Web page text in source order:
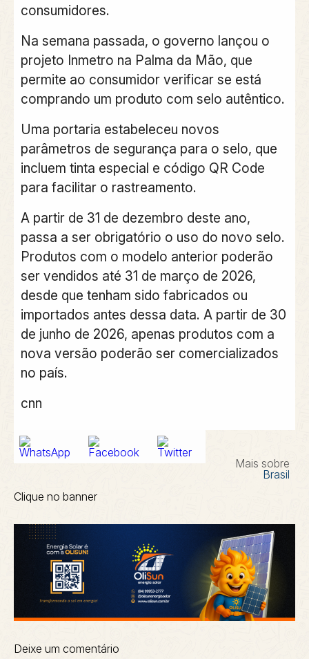
consumidores.
Na semana passada, o governo lançou o
projeto Inmetro na Palma da Mão, que
permite ao consumidor verificar se está
comprando um produto com selo autêntico.
Uma portaria estabeleceu novos
parâmetros de segurança para o selo, que
incluem tinta especial e código QR Code
para facilitar o rastreamento.
A partir de 31 de dezembro deste ano,
passa a ser obrigatório o uso do novo selo.
Produtos com o modelo anterior poderão
ser vendidos até 31 de março de 2026,
desde que tenham sido fabricados ou
importados antes dessa data. A partir de 30
de junho de 2026, apenas produtos com a
nova versão poderão ser comercializados
no país.
cnn
Mais sobre
Brasil
Clique no banner
Deixe um comentário